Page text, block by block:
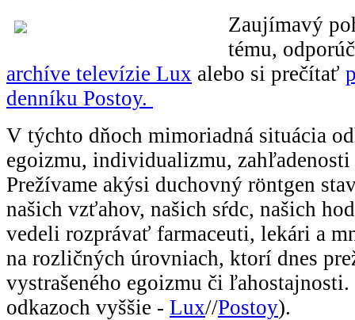
Zaujímavý
tému,
archíve televízie Lux alebo si prečítať
denníku Postoy.
V týchto dňoch mimoriadná situácia
egoizmu, individualizmu, zahľadenosti
Prežívame akýsi duchovný röntgen
našich vzťahov, našich sŕdc, našich
vedeli rozprávať farmaceuti, lekári a
na rozličných úrovniach, ktorí dnes
vystrašeného egoizmu či
odkazoch vyššie - Lux//Postoy).